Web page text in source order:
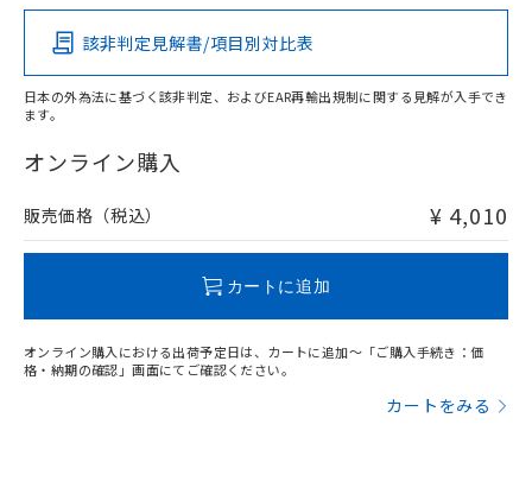
O
在庫等で未対応品が混在する可能性があります。
問い合わせください。
該非判定見解書/項目別対比表
日本の外為法に基づく該非判定、およびEAR再輸出規制に関する見解が入手でき
ます。
オンライン購入
販売価格（税込） ¥ 4,010
カートに追加
オンライン購入における出荷予定日は、カートに追加～「ご購入手続き：価
格・納期の確認」画面にてご確認ください。
カートをみる